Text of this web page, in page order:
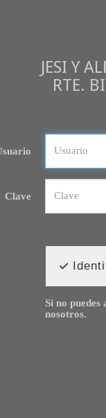
JESI Y
RTE.
Clave
Si no puedes
nosotros.